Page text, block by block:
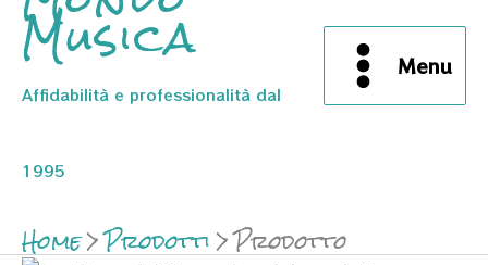
Musica
Affidabilità e professionalità dal
1995
Menu
Home Prodotti Prodotto